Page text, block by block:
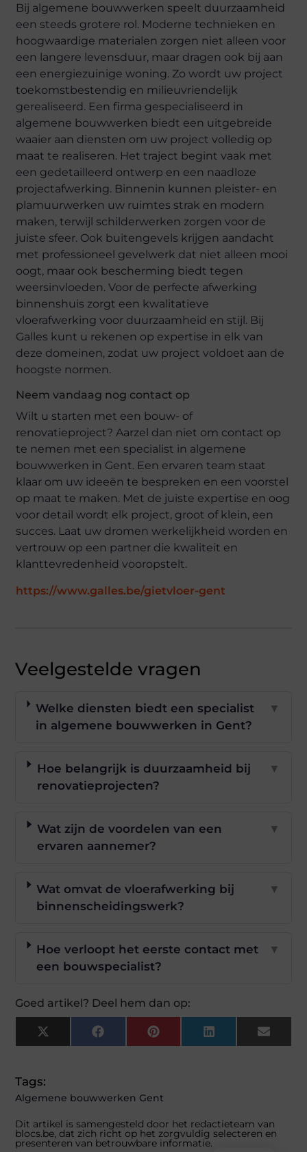
Bij algemene bouwwerken speelt duurzaamheid
een steeds grotere rol. Moderne technieken en
hoogwaardige materialen zorgen niet alleen voor
een langere levensduur, maar dragen ook bij aan
een energiezuinige woning. Zo wordt uw project
toekomstbestendig en milieuvriendelijk
gerealiseerd. Een firma gespecialiseerd in
algemene bouwwerken biedt een uitgebreide
waaier aan diensten om uw project volledig op
maat te realiseren. Het traject begint vaak met
een gedetailleerd ontwerp en een naadloze
projectafwerking. Binnenin kunnen pleister- en
plamuurwerken uw ruimtes strak en modern
maken, terwijl schilderwerken zorgen voor de
juiste sfeer. Ook buitengevels krijgen aandacht
met professioneel gevelwerk dat niet alleen mooi
oogt, maar ook bescherming biedt tegen
weersinvloeden. Voor de perfecte afwerking
binnenshuis zorgt een kwalitatieve
vloerafwerking voor duurzaamheid en stijl. Bij
Galles kunt u rekenen op expertise in elk van
deze domeinen, zodat uw project voldoet aan de
hoogste normen.
Neem vandaag nog contact op
Wilt u starten met een bouw- of
renovatieproject? Aarzel dan niet om contact op
te nemen met een specialist in algemene
bouwwerken in Gent. Een ervaren team staat
klaar om uw ideeën te bespreken en een voorstel
op maat te maken. Met de juiste expertise en oog
voor detail wordt elk project, groot of klein, een
succes. Laat uw dromen werkelijkheid worden en
vertrouw op een partner die kwaliteit en
klanttevredenheid vooropstelt.
https://www.galles.be/gietvloer-gent
Veelgestelde vragen
Welke diensten biedt een specialist
in algemene bouwwerken in Gent?
▼
Hoe belangrijk is duurzaamheid bij
renovatieprojecten?
▼
Wat zijn de voordelen van een
ervaren aannemer?
▼
Wat omvat de vloerafwerking bij
binnenscheidingswerk?
▼
Hoe verloopt het eerste contact met
een bouwspecialist?
▼
Goed artikel? Deel hem dan op:
X
(Twitter)
FacebookPinterestLinkedInEmail
Tags:
Algemene bouwwerken Gent
Dit artikel is samengesteld door het redactieteam van
blocs.be, dat zich richt op het zorgvuldig selecteren en
presenteren van betrouwbare informatie.